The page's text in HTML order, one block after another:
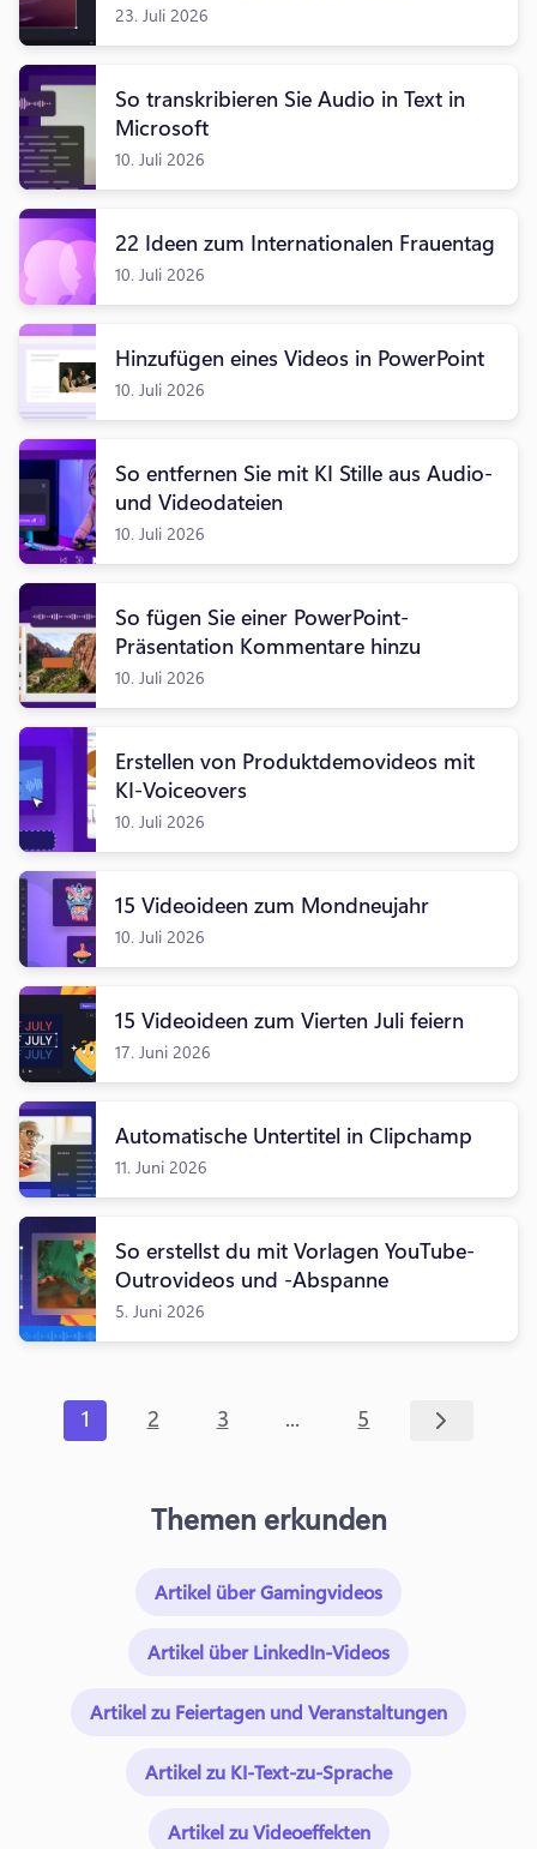
23. Juli 2026
So transkribieren Sie Audio in Text in
Microsoft
10. Juli 2026
22 Ideen zum Internationalen Frauentag
10. Juli 2026
Hinzufügen eines Videos in PowerPoint
10. Juli 2026
So entfernen Sie mit KI Stille aus Audio-
und Videodateien
10. Juli 2026
So fügen Sie einer PowerPoint-
Präsentation Kommentare hinzu
10. Juli 2026
Erstellen von Produktdemovideos mit
KI-Voiceovers
10. Juli 2026
15 Videoideen zum Mondneujahr
10. Juli 2026
15 Videoideen zum Vierten Juli feiern
17. Juni 2026
Automatische Untertitel in Clipchamp
11. Juni 2026
So erstellst du mit Vorlagen YouTube-
Outrovideos und -Abspanne
5. Juni 2026
1 2 3 ... 5
Themen erkunden
Artikel über Gamingvideos
Artikel über LinkedIn-Videos
Artikel zu Feiertagen und Veranstaltungen
Artikel zu KI-Text-zu-Sprache
Artikel zu Videoeffekten